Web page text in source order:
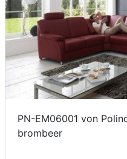
PN-EM06001 von
brombeer